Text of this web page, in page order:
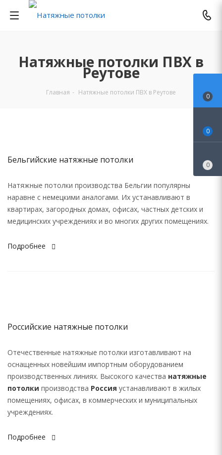
Натяжные потолки ПВХ в
Реутове
Главная - Натяжные потолки ПВХ в Реутове
Бельгийские натяжные потолки
Натяжные потолки производства Бельгии популярны
наравне с немецкими аналогами. Их устанавливают в
квартирах, загородных домах, офисах, частных детских и
медицинских учреждениях и во многих других помещениях.
Подробнее
Российские натяжные потолки
Отечественные натяжные потолки изготавливают на
оснащенных новейшим импортным оборудованием
производственных линиях. Высокого качества натяжные
потолки производства Россия устанавливают в жилых
помещениях, офисах, в коммерческих и муниципальных
учреждениях.
Подробнее
0
0
0